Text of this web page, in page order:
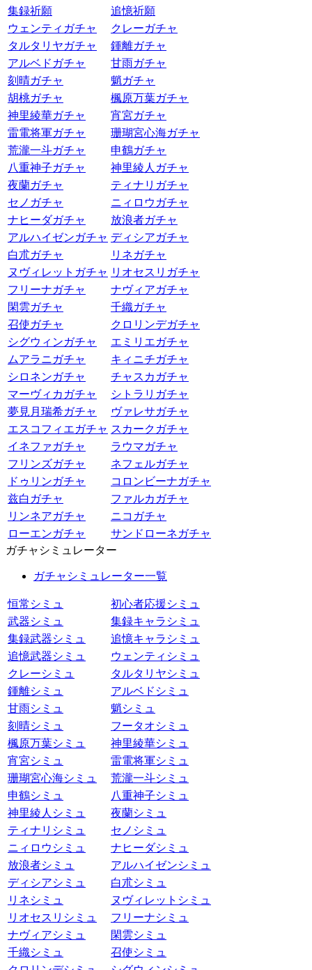
集録祈願
追憶祈願
ウェンティガチャ
クレーガチャ
タルタリヤガチャ
鍾離ガチャ
アルベドガチャ
甘雨ガチャ
刻晴ガチャ
魈ガチャ
胡桃ガチャ
楓原万葉ガチャ
神里綾華ガチャ
宵宮ガチャ
雷電将軍ガチャ
珊瑚宮心海ガチャ
荒瀧一斗ガチャ
申鶴ガチャ
八重神子ガチャ
神里綾人ガチャ
夜蘭ガチャ
ティナリガチャ
セノガチャ
ニィロウガチャ
ナヒーダガチャ
放浪者ガチャ
アルハイゼンガチャ ディシアガチャ
白朮ガチャ
リネガチャ
ヌヴィレットガチャ リオセスリガチャ
フリーナガチャ
ナヴィアガチャ
閑雲ガチャ
千織ガチャ
召使ガチャ
クロリンデガチャ
シグウィンガチャ
エミリエガチャ
ムアラニガチャ
キィニチガチャ
シロネンガチャ
チャスカガチャ
マーヴィカガチャ
シトラリガチャ
夢見月瑞希ガチャ
ヴァレサガチャ
エスコフィエガチャ スカークガチャ
イネファガチャ
ラウマガチャ
フリンズガチャ
ネフェルガチャ
ドゥリンガチャ
コロンビーナガチャ
兹白ガチャ
ファルカガチャ
リンネアガチャ
ニコガチャ
ローエンガチャ
サンドローネガチャ
ガチャシミュレーター
ガチャシミュレーター一覧
恒常シミュ
初心者応援シミュ
武器シミュ
集録キャラシミュ
集録武器シミュ
追憶キャラシミュ
追憶武器シミュ
ウェンティシミュ
クレーシミュ
タルタリヤシミュ
鍾離シミュ
アルベドシミュ
甘雨シミュ
魈シミュ
刻晴シミュ
フータオシミュ
楓原万葉シミュ
神里綾華シミュ
宵宮シミュ
雷電将軍シミュ
珊瑚宮心海シミュ
荒瀧一斗シミュ
申鶴シミュ
八重神子シミュ
神里綾人シミュ
夜蘭シミュ
ティナリシミュ
セノシミュ
ニィロウシミュ
ナヒーダシミュ
放浪者シミュ
アルハイゼンシミュ
ディシアシミュ
白朮シミュ
リネシミュ
ヌヴィレットシミュ
リオセスリシミュ
フリーナシミュ
ナヴィアシミュ
閑雲シミュ
千織シミュ
召使シミュ